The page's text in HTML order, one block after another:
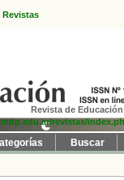
Revistas
Revista de
revistas/
Buscar